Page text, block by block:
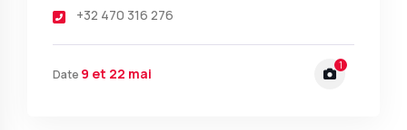
+32 470 316 276
Date 9 et 22 mai 1